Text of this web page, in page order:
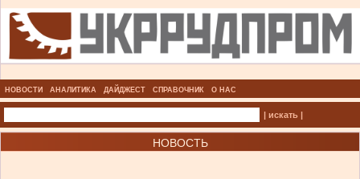
НОВОСТИ АНАЛИТИКА ДАЙДЖЕСТ СПРАВОЧНИК О НАС
| искать |
НОВОСТЬ